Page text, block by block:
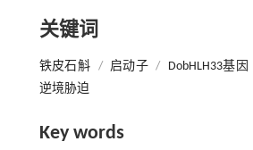
关键词
铁皮石斛 / 启动子 / DobHLH33基因
逆境胁迫
Key words